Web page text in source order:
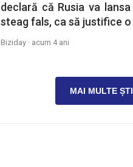
declară că Rusia va
steag fals, ca să justifice
Biziday · acum 4 ani
MAI MULTE